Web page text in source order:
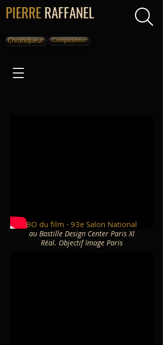
PIERRERAFFANEL
Chroniqueur Compositeur
BO du film - 93e Salon National
au Bastille Design Center Paris XI
Réal. Objectif Image Paris